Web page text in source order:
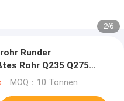
2/6
Runder
Rohr Q235 Q275
nicht geölt leicht
MOQ：10 Tonnen